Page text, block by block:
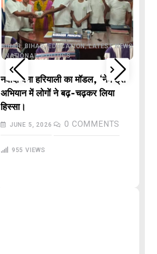
BIHAR,BIHAR,EDUCATION,LATEST NEWS
, NATIONAL,POLITICS
नवादा बना हरियाली का मॉडल, ‘नेम ट्री’
अभियान में लोगों ने बढ़-चढ़कर लिया
हिस्सा।
JUNE 5, 2026 0 COMMENTS
955 VIEWS